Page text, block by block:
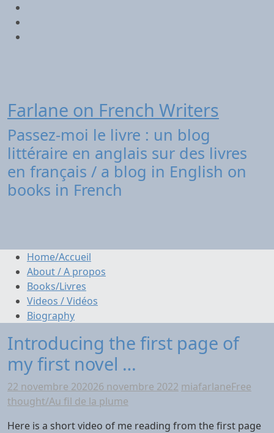
Aller
contenu
Farlane on French Writers
Passez-moi le livre : un blog
littéraire en anglais sur des livres
en français / a blog in English on
books in French
Home/Accueil
About / A propos
Books/Livres
Videos / Vidéos
Biography
Introducing the first page of
my first novel …
22 novembre 202026 novembre 2022 miafarlaneFree
thought/Au fil de la plume
Here is a short video of me reading from the first page